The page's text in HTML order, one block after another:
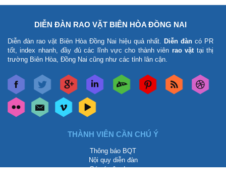
DIỄN ĐÀN RAO VẶT BIÊN HÒA ĐỒNG NAI
Diễn đàn rao vặt Biên Hòa Đồng Nai hiệu quả nhất. Diễn đàn có PR
tốt, index nhanh, đầy đủ các lĩnh vực cho thành viên rao vặttại thị
trường Biên Hòa, Đồng Nai cũng như các tỉnh lân cận.
THÀNH VIÊN CẦN CHÚ Ý
Thông báo BQT
Nội quy diễn đàn
Góp ý xây dựng